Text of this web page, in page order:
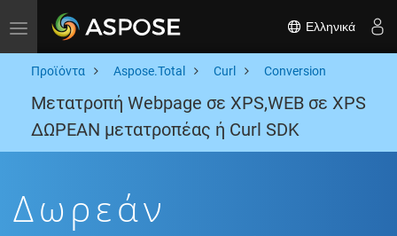
Toggle navigation Ελληνικά
Προϊόντα Aspose.Total Curl Conversion
Μετατροπή Webpage σε XPS,WEB σε XPS
ΔΩΡΕΑΝ μετατροπέας ή Curl SDK
Δωρεάν